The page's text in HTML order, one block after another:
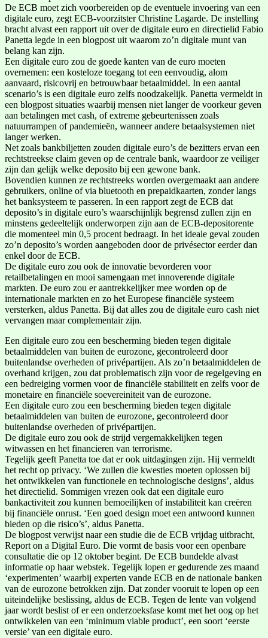
De ECB moet zich voorbereiden op de eventuele invoering van een
digitale euro, zegt ECB-voorzitster Christine Lagarde. De instelling
bracht alvast een rapport uit over de digitale euro en directielid Fabio
Panetta legde in een blogpost uit waarom zo’n digitale munt van
belang kan zijn.
Een digitale euro zou de goede kanten van de euro moeten
overnemen: een kosteloze toegang tot een eenvoudig, alom
aanvaard, risicovrij en betrouwbaar betaalmiddel. In een aantal
scenario’s is een digitale euro zelfs noodzakelijk. Panetta vermeldt in
een blogpost situaties waarbij mensen niet langer de voorkeur geven
aan betalingen met cash, of extreme gebeurtenissen zoals
natuurrampen of pandemieën, wanneer andere betaalsystemen niet
langer werken.
Net zoals bankbiljetten zouden digitale euro’s de bezitters ervan een
rechtstreekse claim geven op de centrale bank, waardoor ze veiliger
zijn dan gelijk welke deposito bij een gewone bank.
Bovendien kunnen ze rechtstreeks worden overgemaakt aan andere
gebruikers, online of via bluetooth en prepaidkaarten, zonder langs
het banksysteem te passeren. In een rapport zegt de ECB dat
deposito’s in digitale euro’s waarschijnlijk begrensd zullen zijn en
minstens gedeeltelijk onderworpen zijn aan de ECB-depositorente
die momenteel min 0,5 procent bedraagt. In het ideale geval zouden
zo’n deposito’s worden aangeboden door de privésector eerder dan
enkel door de ECB.
De digitale euro zou ook de innovatie bevorderen voor
retailbetalingen en mooi samengaan met innoverende digitale
markten. De euro zou er aantrekkelijker mee worden op de
internationale markten en zo het Europese financiële systeem
versterken, aldus Panetta. Bij dat alles zou de digitale euro cash niet
vervangen maar complementair zijn.
Een digitale euro zou een bescherming bieden tegen digitale
betaalmiddelen van buiten de eurozone, gecontroleerd door
buitenlandse overheden of privépartijen. Als zo’n betaalmiddelen de
overhand krijgen, zou dat problematisch zijn voor de regelgeving en
een bedreiging vormen voor de financiële stabiliteit en zelfs voor de
monetaire en financiële soevereiniteit van de eurozone.
Een digitale euro zou een bescherming bieden tegen digitale
betaalmiddelen van buiten de eurozone, gecontroleerd door
buitenlandse overheden of privépartijen.
De digitale euro zou ook de strijd vergemakkelijken tegen
witwassen en het financieren van terrorisme.
Tegelijk geeft Panetta toe dat er ook uitdagingen zijn. Hij vermeldt
het recht op privacy. ‘We zullen die kwesties moeten oplossen bij
het ontwikkelen van functionele en technologische designs’, aldus
het directielid. Sommigen vrezen ook dat een digitale euro
bankactiviteit zou kunnen bemoeilijken of instabiliteit kan creëren
bij financiële onrust. ‘Een goed design moet een antwoord kunnen
bieden op die risico’s’, aldus Panetta.
De blogpost verwijst naar een studie die de ECB vrijdag uitbracht,
Report on a Digital Euro. Die vormt de basis voor een openbare
consultatie die op 12 oktober begint. De ECB bundelde alvast
informatie op haar webstek. Tegelijk lopen er gedurende zes maand
‘experimenten’ waarbij experten vande ECB en de nationale banken
van de eurozone betrokken zijn. Dat zonder vooruit te lopen op een
uiteindelijke beslissing, aldus de ECB. Tegen de lente van volgend
jaar wordt beslist of er een onderzoeksfase komt met het oog op het
ontwikkelen van een ‘minimum viable product’, een soort ‘eerste
versie’ van een digitale euro.